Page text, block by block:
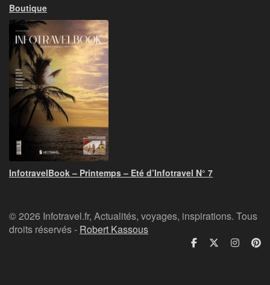
Boutique
InfotravelBook – Printemps – Eté d’Infotravel N° 7
© 2026 Infotravel.fr, Actualités, voyages, inspirations. Tous
droits réservés - Robert Kassous